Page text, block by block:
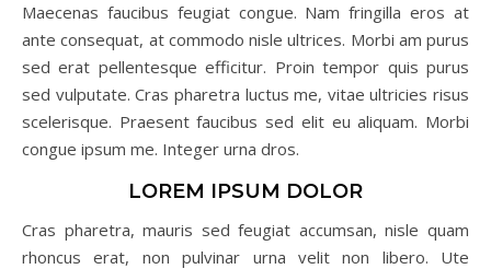
Maecenas faucibus feugiat congue. Nam fringilla eros at
ante consequat, at commodo nisle ultrices. Morbi am purus
sed erat pellentesque efficitur. Proin tempor quis purus
sed vulputate. Cras pharetra luctus me, vitae ultricies risus
scelerisque. Praesent faucibus sed elit eu aliquam. Morbi
congue ipsum me. Integer urna dros.
LOREM IPSUM DOLOR
Cras pharetra, mauris sed feugiat accumsan, nisle quam
rhoncus erat, non pulvinar urna velit non libero. Ute